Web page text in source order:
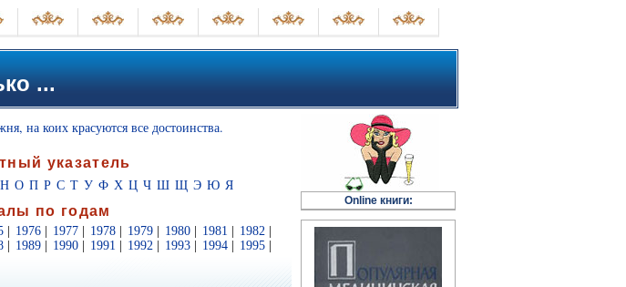
...
на коих красуются все достоинства.
указатель
Н О П Р С Т У Ф Х Ц Ч Ш Щ Э Ю Я
по годам
| 1976| 1977| 1978| 1979| 1980| 1981 1982|
| 1989| 1990| 1991 1992| 1993| 1994| 1995|
Online книги: